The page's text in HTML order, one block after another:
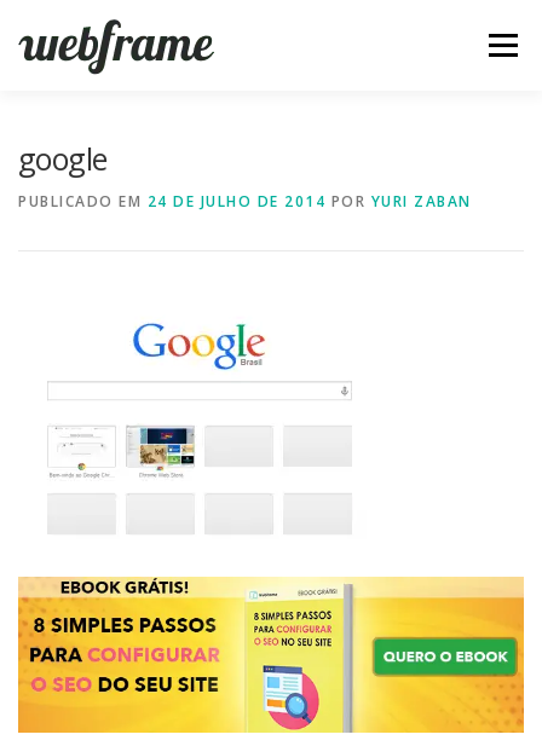
para
Menu
google
PUBLICADO EM 24 DE JULHO DE 2014 POR YURI ZABAN